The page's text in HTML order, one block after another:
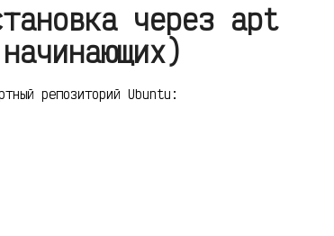
через apt
репозиторий Ubuntu: